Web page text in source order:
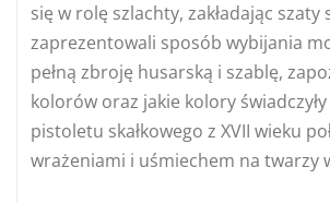
się w rolę szlachty, zakładając
zaprezentowali sposób wybijania
pełną zbroję husarską i szablę,
kolorów oraz jakie kolory
pistoletu skałkowego z XVII wieku
wrażeniami i uśmiechem na twarzy